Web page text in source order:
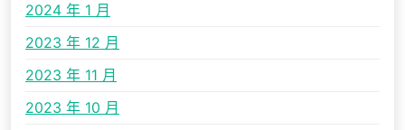
2024 年 1 月
2023 年 12 月
2023 年 11 月
2023 年 10 月